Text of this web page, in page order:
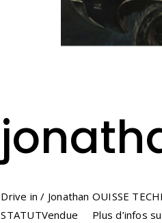
Drive in / Jonathan OUISSE
STATUTVendue Plus d’infos